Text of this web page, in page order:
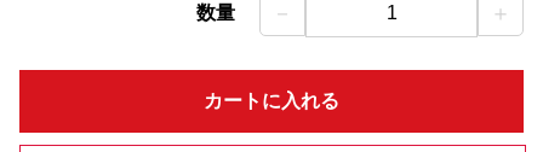
数量 － 1 ＋
カートに入れる